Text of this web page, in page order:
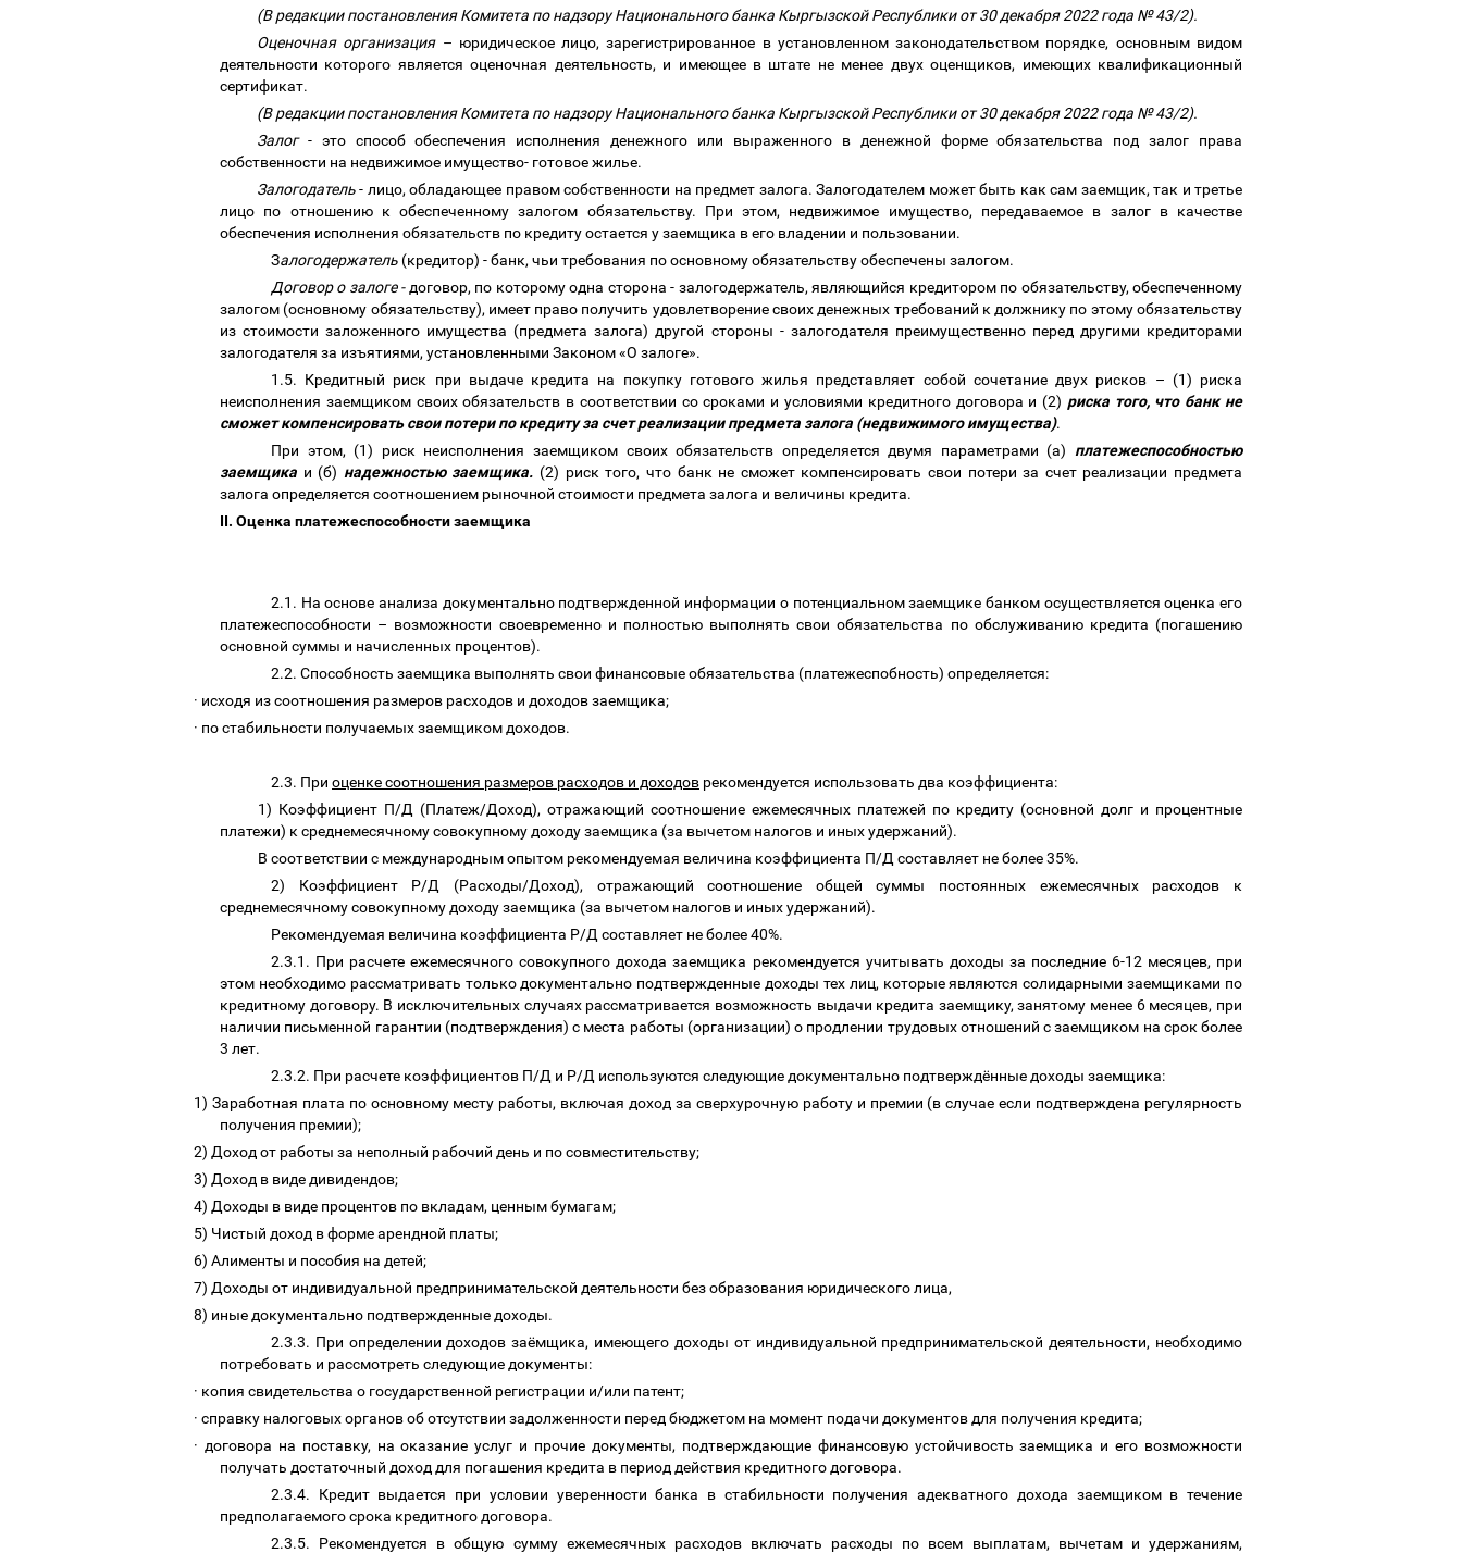
(В редакции постановления Комитета по надзору Национального банка Кыргызской Республики от 30 декабря 2022 года № 43/2).
Оценочная организация – юридическое лицо, зарегистрированное в установленном законодательством порядке, основным видом
деятельности которого является оценочная деятельность, и имеющее в штате не менее двух оценщиков, имеющих квалификационный
сертификат.
(В редакции постановления Комитета по надзору Национального банка Кыргызской Республики от 30 декабря 2022 года № 43/2).
Залог- это способ обеспечения исполнения денежного или выраженного в денежной форме обязательства под залог права
собственности на недвижимое имущество- готовое жилье.
Залогодатель- лицо, обладающее правом собственности на предмет залога. Залогодателем может быть как сам заемщик, так и третье
лицо по отношению к обеспеченному залогом обязательству. При этом, недвижимое имущество, передаваемое в залог в качестве
обеспечения исполнения обязательств по кредитуостается у заемщика в его владении и пользовании.
Залогодержатель (кредитор) - банк, чьи требования по основному обязательству обеспечены залогом.
Договор о залоге - договор, по которому одна сторона - залогодержатель, являющийся кредитором по обязательству, обеспеченному
залогом (основному обязательству), имеет право получить удовлетворение своих денежных требований к должнику по этому обязательству
из стоимости заложенного имущества (предмета залога) другой стороны - залогодателя преимущественно перед другими кредиторами
залогодателя за изъятиями, установленными Законом «О залоге».
1.5. Кредитный риск при выдаче кредита на покупку готового жилья представляет собой сочетание двух рисков – (1) риска
неисполнения заемщиком своих обязательств в соответствии со сроками и условиями кредитного договора и (2) риска того, что банк не
сможет компенсировать свои потери по кредиту за счет реализации предмета залога (недвижимого имущества).
При этом, (1) риск неисполнения заемщиком своих обязательств определяется двумя параметрами (а) платежеспособностью
заемщика и (б) надежностью заемщика. (2) риск того, что банк не сможет компенсировать свои потери за счет реализации предмета
залога определяется соотношением рыночной стоимости предмета залога и величины кредита.
II. Оценка платежеспособности заемщика
2.1. На основе анализа документально подтвержденной информации о потенциальном заемщике банком осуществляется оценка его
платежеспособности – возможности своевременно и полностью выполнять свои обязательства по обслуживанию кредита (погашению
основной суммы и начисленных процентов).
2.2. Способность заемщика выполнять свои финансовые обязательства (платежеспобность) определяется:
· исходя из соотношения размеров расходов и доходов заемщика;
· по стабильности получаемых заемщиком доходов.
2.3. При оценке соотношения размеров расходов и доходов рекомендуется использовать два коэффициента:
1) Коэффициент П/Д (Платеж/Доход), отражающий соотношение ежемесячных платежей по кредиту (основной долг и процентные
платежи) к среднемесячному совокупному доходу заемщика (за вычетом налогов и иных удержаний).
В соответствии с международным опытом рекомендуемая величина коэффициента П/Д составляет не более 35%.
2) Коэффициент Р/Д (Расходы/Доход), отражающий соотношение общей суммы постоянных ежемесячных расходов к
среднемесячному совокупному доходу заемщика (за вычетом налогов и иных удержаний).
Рекомендуемая величина коэффициента Р/Д составляет не более 40%.
2.3.1. При расчете ежемесячного совокупного дохода заемщика рекомендуется учитывать доходы за последние 6-12 месяцев, при
этом необходимо рассматривать только документально подтвержденные доходы тех лиц, которые являются солидарными заемщиками по
кредитному договору. В исключительных случаях рассматривается возможность выдачи кредита заемщику, занятому менее 6 месяцев, при
наличии письменной гарантии (подтверждения) с места работы (организации) о продлении трудовых отношений с заемщиком на срок более
3 лет.
2.3.2. При расчете коэффициентов П/Д и Р/Д используются следующие документально подтверждённые доходы заемщика:
1) Заработная плата по основному месту работы, включая доход за сверхурочную работу и премии (в случае если подтверждена регулярность
получения премии);
2) Доход от работы за неполный рабочий день и по совместительству;
3) Доход в виде дивидендов;
4) Доходы в виде процентов по вкладам, ценным бумагам;
5) Чистый доход в форме арендной платы;
6) Алименты и пособия на детей;
7) Доходы от индивидуальной предпринимательской деятельности без образования юридического лица,
8) иные документально подтвержденные доходы.
2.3.3. При определении доходов заёмщика, имеющего доходы от индивидуальной предпринимательской деятельности, необходимо
потребовать и рассмотреть следующие документы:
· копия свидетельства о государственной регистрации и/или патент;
· справку налоговых органов об отсутствии задолженности перед бюджетом на момент подачи документов для получения кредита;
· договора на поставку, на оказание услуг и прочие документы, подтверждающие финансовую устойчивость заемщика и его возможности
получать достаточный доход для погашения кредита в период действия кредитного договора.
2.3.4. Кредит выдается при условии уверенности банка в стабильности получения адекватного дохода заемщиком в течение
предполагаемого срока кредитного договора.
2.3.5. Рекомендуется в общую сумму ежемесячных расходов включать расходы по всем выплатам, вычетам и удержаниям,